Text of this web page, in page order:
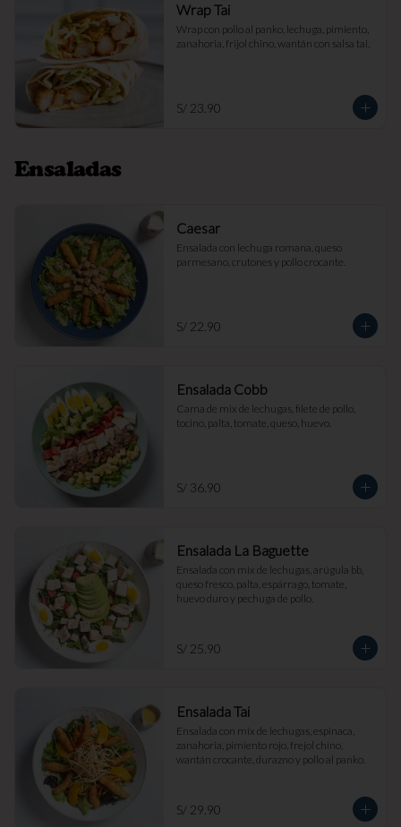
Wrap Tai
Wrap con pollo al panko, lechuga, pimiento,
zanahoria, frijol chino, wantán con salsa tai.
S/ 23.90
Ensaladas
Caesar
Ensalada con lechuga romana, queso
parmesano, crutones y pollo crocante.
S/ 22.90
Ensalada Cobb
Cama de mix de lechugas, filete de pollo,
tocino, palta, tomate, queso, huevo.
S/ 36.90
Ensalada La Baguette
Ensalada con mix de lechugas, arúgula bb,
queso fresco, palta, espárrago, tomate,
huevo duro y pechuga de pollo.
S/ 25.90
Ensalada Tai
Ensalada con mix de lechugas, espinaca,
zanahoria, pimiento rojo, frejol chino,
wantán crocante, durazno y pollo al panko.
S/ 29.90